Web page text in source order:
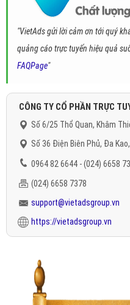
"VietAds gửi lời cảm ơn tới quý
quảng cáo trực tuyến hiệu quả
FAQPage"
CÔNG TY CỔ PHẦN TRỰC
Số 6/25 Thổ Quan, Khâm
Số 36 Điện Biên Phủ, Đa
0964 82 6644 - (024) 6658
(024) 6658 7378
support@vietadsgroup.vn
https://vietadsgroup.vn